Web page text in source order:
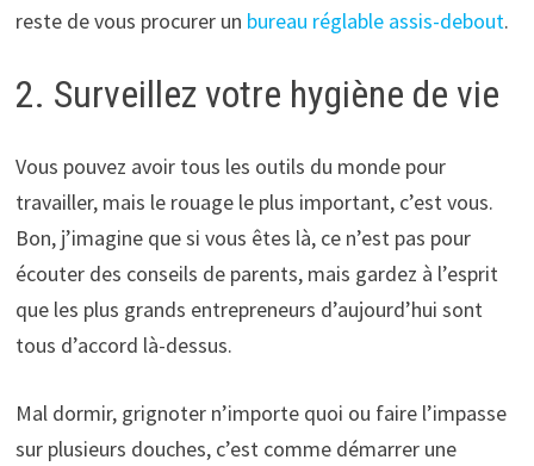
reste de vous procurer un bureau réglable assis-debout.
2. Surveillez votre hygiène de vie
Vous pouvez avoir tous les outils du monde pour
travailler, mais le rouage le plus important, c’est vous.
Bon, j’imagine que si vous êtes là, ce n’est pas pour
écouter des conseils de parents, mais gardez à l’esprit
que les plus grands entrepreneurs d’aujourd’hui sont
tous d’accord là-dessus.
Mal dormir, grignoter n’importe quoi ou faire l’impasse
sur plusieurs douches, c’est comme démarrer une